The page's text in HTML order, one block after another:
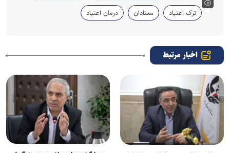
ترک اعتیاد
معتادان درمان اعتیاد
اخبار مرتبط